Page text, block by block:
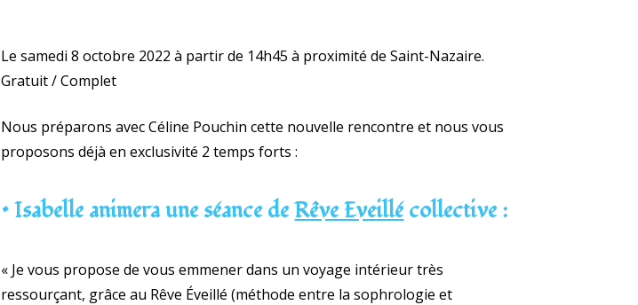
Le samedi 8 octobre 2022 à partir de 14h45 à proximité de Saint-Nazaire.
Gratuit / Complet
Nous préparons avec Céline Pouchin cette nouvelle rencontre et nous vous
proposons déjà en exclusivité 2 temps forts :
• Isabelle animera une séance deRêve Eveillécollective :
« Je vous propose de vous emmener dans un voyage intérieur très
ressourçant, grâce au Rêve Éveillé (méthode entre la sophrologie et